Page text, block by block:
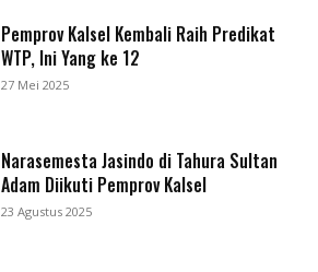
Pemprov Kalsel Kembali Raih Predikat
WTP, Ini Yang ke 12
27 Mei 2025
Narasemesta Jasindo di Tahura Sultan
Adam Diikuti Pemprov Kalsel
23 Agustus 2025